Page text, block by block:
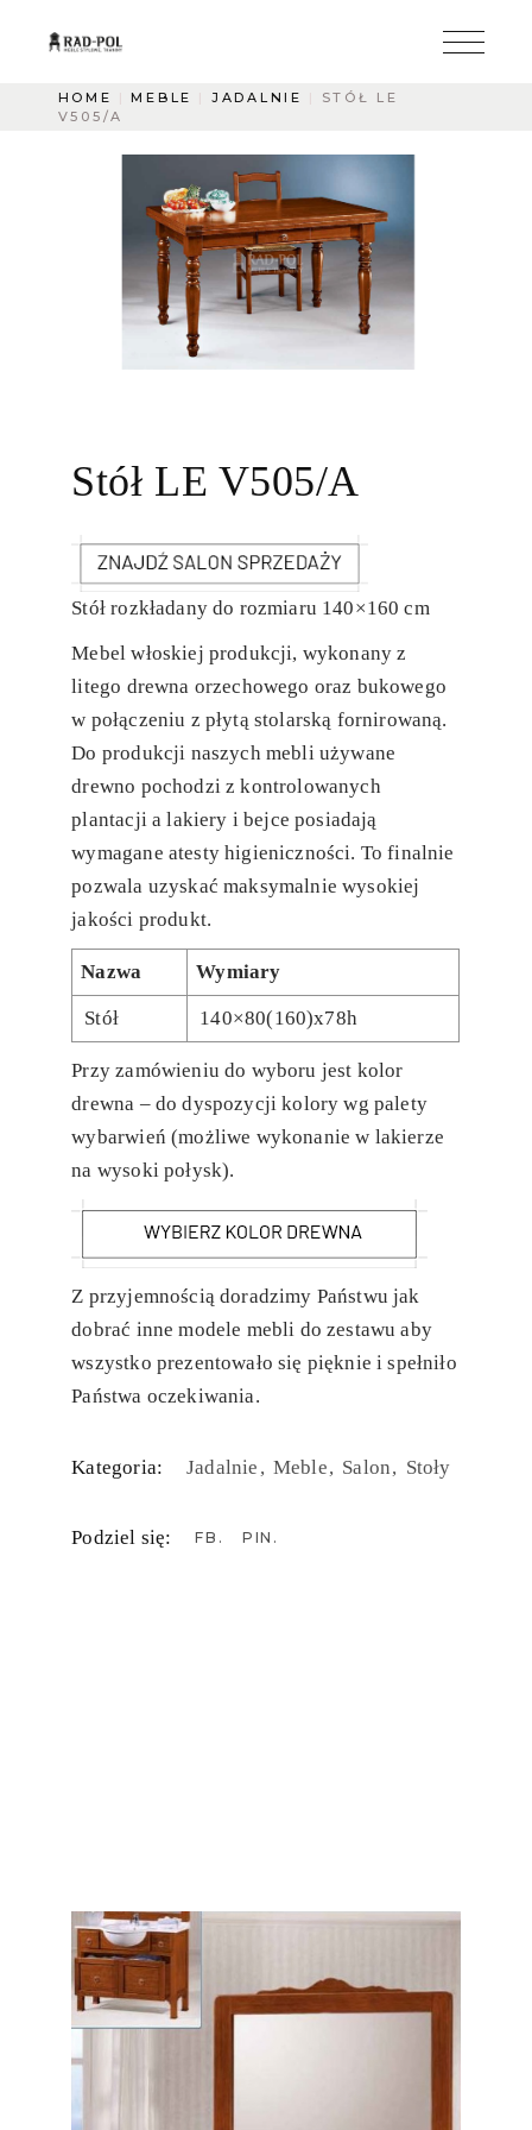
HOME MEBLE JADALNIE
STÓŁ LE
V505/A
Stół LE V505/A
Stół rozkładany do rozmiaru 140×160 cm
Mebel włoskiej produkcji, wykonany z
litego drewna orzechowego oraz bukowego
w połączeniu z płytą stolarską fornirowaną.
Do produkcji naszych mebli używane
drewno pochodzi z kontrolowanych
plantacji a lakiery i bejce posiadają
wymagane atesty higieniczności. To finalnie
pozwala uzyskać maksymalnie wysokiej
jakości produkt.
Nazwa Wymiary
Stół 140×80(160)x78h
Przy zamówieniu do wyboru jest kolor
drewna – do dyspozycji kolory wg palety
wybarwień (możliwe wykonanie w lakierze
na wysoki połysk).
Z przyjemnością doradzimy Państwu jak
dobrać inne modele mebli do zestawu aby
wszystko prezentowało się pięknie i spełniło
Państwa oczekiwania.
Kategoria: Jadalnie Meble Salon Stoły
Podziel się: FB PIN